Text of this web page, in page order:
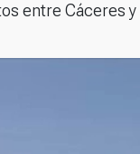
entre Cáceres